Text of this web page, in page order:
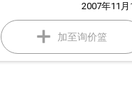
2007年11月
加至询价篮